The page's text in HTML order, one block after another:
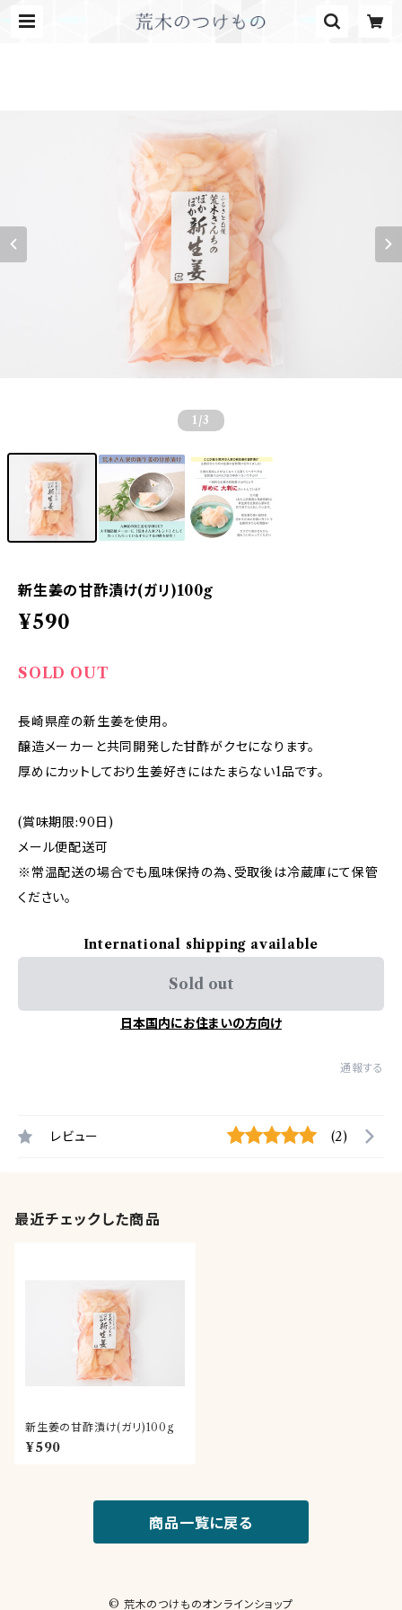
1 /3
新生姜の甘酢漬け(ガリ)100g
¥590
SOLD OUT
長崎県産の新生姜を使用。
醸造メーカーと共同開発した甘酢がクセになります。
厚めにカットしており生姜好きにはたまらない1品です。
(賞味期限:90日)
メール便配送可
※常温配送の場合でも風味保持の為、受取後は冷蔵庫にて保管
ください。
International shipping available
Sold out
日本国内にお住まいの方向け
通報する
レビュー (2)
最近チェックした商品
新生姜の甘酢漬け(ガリ)100g
¥590
商品一覧に戻る
© 荒木のつけものオンラインショップ